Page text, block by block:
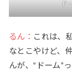
ド
るん： これは、
なとこやけど、
んが、“ドーム”